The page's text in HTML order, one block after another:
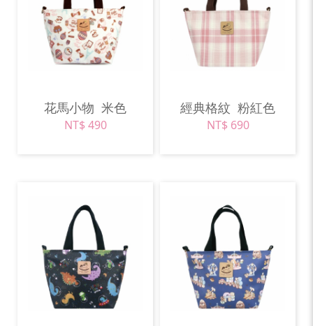
花馬小物 米色
NT$ 490
經典格紋 粉紅色
NT$ 690